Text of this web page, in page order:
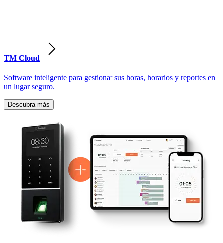
TM Cloud
Software inteligente para gestionar sus horas, horarios y reportes en
un lugar seguro.
Descubra más